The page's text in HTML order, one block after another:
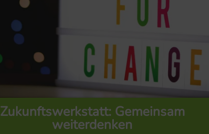
Zukunftswerkstatt: Gemeinsam
weiterdenken